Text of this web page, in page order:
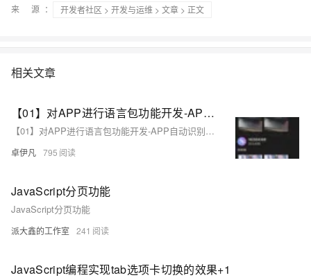
来 源：
开发者社区 > 开发与运维 > 文章 > 正文
相关文章
【01】对APP进行语言包功能开发-APP自动识别地区ip后分配对应的语言功能复杂吗？-成熟app项目语言包功能定制开发-前端以uniapp-基于vue.js后端以laravel基于php为例项目实战-优雅草卓伊凡
【01】对APP进行语言包功能开发-APP自动识别地区ip后分配对应的语言功能复杂吗？-成熟app项目语言包功能定制开发-前端以uniapp-基于vue.js后端以laravel基于php为例项目实战-优雅草卓伊凡
卓伊凡 795
JavaScript分页功能
JavaScript分页功能
派大鑫的工作室 241
JavaScript编程实现tab选项卡切换的效果+1